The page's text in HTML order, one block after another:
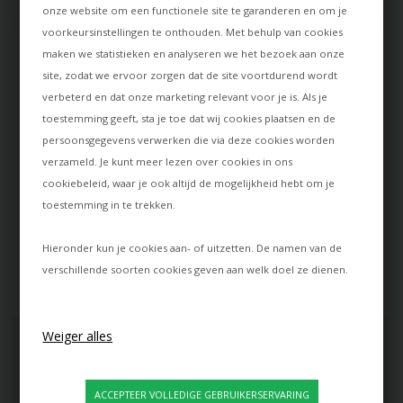
onze website om een functionele site te garanderen en om je
voorkeursinstellingen te onthouden. Met behulp van cookies
maken we statistieken en analyseren we het bezoek aan onze
site, zodat we ervoor zorgen dat de site voortdurend wordt
verbeterd en dat onze marketing relevant voor je is. Als je
toestemming geeft, sta je toe dat wij cookies plaatsen en de
persoonsgegevens verwerken die via deze cookies worden
verzameld. Je kunt meer lezen over cookies in ons
cookiebeleid, waar je ook altijd de mogelijkheid hebt om je
toestemming in te trekken.
Hieronder kun je cookies aan- of uitzetten. De namen van de
verschillende soorten cookies geven aan welk doel ze dienen.
4.8van 5 op basis van875+ beoordelingen
Goede prijs en snelle
levering
En het beste van alles; de
kleurtoon op de website was
precies dezelfde als die ik
Yvonne
PH lamp
Ik heb een dure PH-lamp
gekocht en ik ben er erg blij
mee. Alles rond de aankoop
werkte perfect en ik kan
aanbevelen.